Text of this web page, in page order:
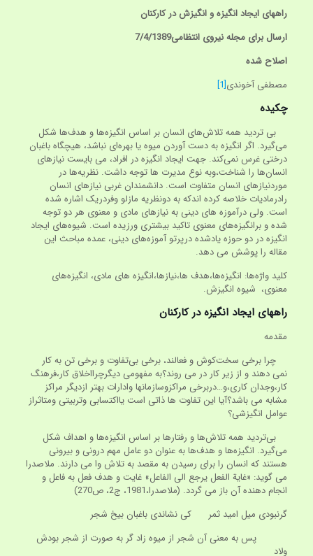
راههای ایجاد انگیزه و انگیزش در کارکنان
ارسال برای مجله نیروی انتظامی7/4/1389
اصلاح شده
مصطفی آخوندی[1]
چکیده
بی تردید همه تلاش‌های انسان بر اساس انگیزه‌ها و هدف‌ها شکل
می‌گیرد. اگر انگیزه به دست آوردن میوه یا بهره‌ای نباشد، هیچگاه باغبان
درختی غرس نمی‌کند. جهت ایجاد انگیزه در افراد، می بایست نیازهای
انسان‌ها را شناخت،وبه نوع مدیرت ها توجه داشت. نظریه‌ها در
موردنیازهای انسان متفاوت است. دانشمندان غربی نیازهای انسان
رادرمادیات خلاصه کرده اندکه به دونظریه مازلو وفردریک اشاره شده
است. ولی درآموزه های دینی به نیازهای مادی و معنوی هر دو توجه
شده و برانگیزه‌های معنوی تاکید بیشتری ورزیده است. شیوه‌های ایجاد
انگیزه در دو حوزه یادشده درپرتو آموزه‌های دینی، عمده مباحث این
مقاله را پوشش می دهد.
کلید واژه‌ها: انگیزه‌ها،هدف ها،نیازها،انگیزه های مادی، انگیزه‌های
معنوی، شیوه انگیزش.
راههای ایجاد انگیزه در کارکنان
مقدمه
چرا برخی سخت‌کوش و فعالند، برخی بی‌تفاوت و برخی تن به کار
نمی دهند و از زیر کار در می روند؟به مفهومی دیگرچرااخلاق کار،فرهنگ
کار،وجدان کاری،و…دربرخی مراکزوسازمانها وادارات بهتر ازدیگر مراکز
مشابه می باشد؟آیا این تفاوت ها ذاتی است یااکتسابی وتربیتی ومتاثراز
عوامل انگیزشی؟
بی‌تردید همه تلاش‌ها و رفتارها بر اساس انگیزه‌ها و اهداف شکل
می‌گیرد. انگیزه‌ها و هدف‌ها به عنوان دو عامل مهم درونی و بیرونی
هستند که انسان را برای رسیدن به مقصد به تلاش وا می دارند. ملاصدرا
می گوید: «غایة الفعل یرجع الی الفاعل» غایت و هدف فعل به فاعل و
انجام دهنده آن باز می گردد. (ملاصدرا،1981، ج2، ص270)
گرنبودی میل امید ثمر کی نشاندی باغبان بیخ شجر
پس به معنی آن شجر از میوه زاد گر به صورت از شجر بودش
ولاد